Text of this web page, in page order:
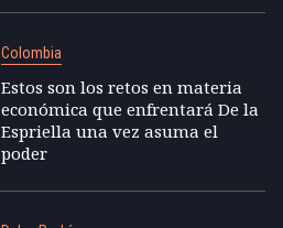
Colombia
Estos son los retos en materia
económica que enfrentará De la
Espriella una vez asuma el
poder